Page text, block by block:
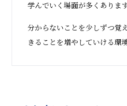
学んでいく場面が多くあります
分からないことを少しずつ覚
きることを増やしていける環